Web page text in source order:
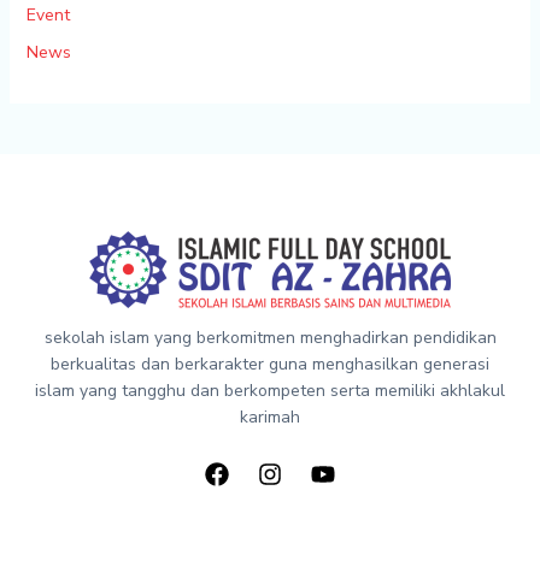
Event
News
sekolah islam yang berkomitmen menghadirkan pendidikan
berkualitas dan berkarakter guna menghasilkan generasi
islam yang tangghu dan berkompeten serta memiliki akhlakul
karimah